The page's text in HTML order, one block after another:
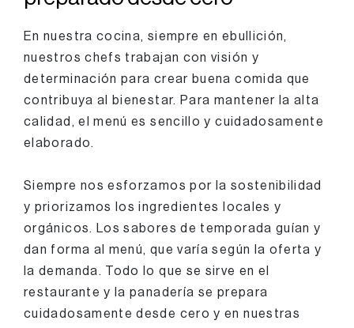
En nuestra cocina, siempre en ebullición,
nuestros chefs trabajan con visión y
determinación para crear buena comida que
contribuya al bienestar. Para mantener la alta
calidad, el menú es sencillo y cuidadosamente
elaborado.
Siempre nos esforzamos por la sostenibilidad
y priorizamos los ingredientes locales y
orgánicos. Los sabores de temporada guían y
dan forma al menú, que varía según la oferta y
la demanda. Todo lo que se sirve en el
restaurante y la panadería se prepara
cuidadosamente desde cero y en nuestras